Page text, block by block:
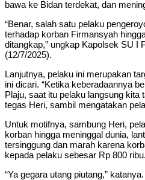
bawa ke Bidan terdekat, dan
“Benar, salah satu pelaku
terhadap korban Firmansyah
ditangkap,” ungkap Kapolsek SU I
(12/7/2025).
Lanjutnya, pelaku ini merupakan
ini dicari. “Ketika keberadaannya
Plaju, saat itu pelaku langsung kita
tegas Heri, sambil mengatakan
Untuk motifnya, sambung Heri,
korban hingga meninggal dunia,
tersinggung dan marah karena
kepada pelaku sebesar Rp 800 ribu.
“Ya gegara utang piutang,” katanya.